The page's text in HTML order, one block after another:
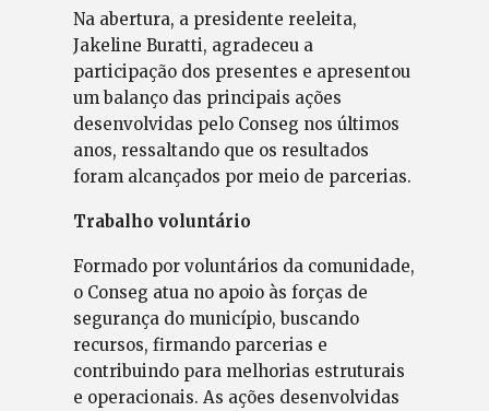
Na abertura, a presidente reeleita,
Jakeline Buratti, agradeceu a
participação dos presentes e apresentou
um balanço das principais ações
desenvolvidas pelo Conseg nos últimos
anos, ressaltando que os resultados
foram alcançados por meio de parcerias.
Trabalho voluntário
Formado por voluntários da comunidade,
o Conseg atua no apoio às forças de
segurança do município, buscando
recursos, firmando parcerias e
contribuindo para melhorias estruturais
e operacionais. As ações desenvolvidas